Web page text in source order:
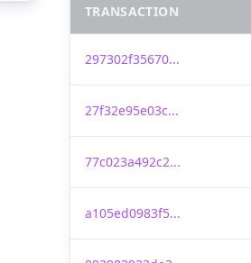
TRANSACTION
297302f35670...
27f32e95e03c...
77c023a492c2...
a105ed0983f5...